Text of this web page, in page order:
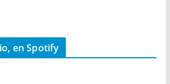
en Spotify